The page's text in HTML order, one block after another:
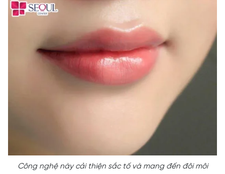
Công nghệ này cải thiện sắc tố và mang đến đôi môi